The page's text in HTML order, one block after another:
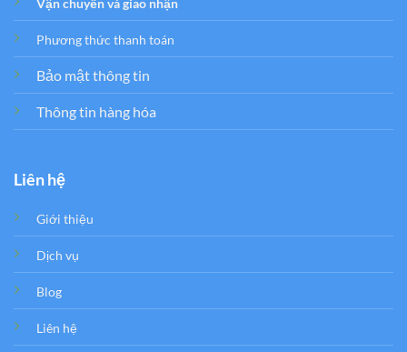
Phương thức thanh toán
Bảo mật thông tin
Thông tin hàng hóa
Liên hệ
Giới thiệu
Dịch vụ
Blog
Liên hệ